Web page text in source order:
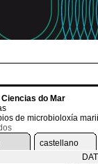
do Mar
de microbioloxía
castellano